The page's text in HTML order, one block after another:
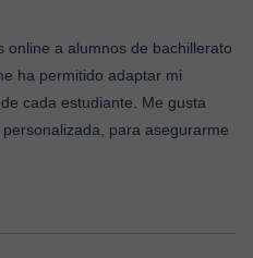
online a alumnos de bachillerato
ha permitido adaptar mi
cada estudiante. Me gusta
para asegurarme